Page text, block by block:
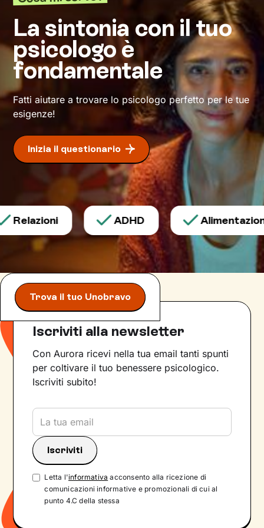
permetteranno di
esprimerti con modalità
nuove.
La sintonia con il tuo
psicologo è
fondamentale
Fatti aiutare a trovare lo psicologo perfetto per le tue
esigenze!
Inizia il questionario
Relazioni ADHD Alimentazione
Trova il tuo Unobravo
Iscriviti alla newsletter
Con Aurora ricevi nella tua email tanti spunti
per coltivare il tuo benessere psicologico.
Iscriviti subito!
Letta l'informativa acconsento alla ricezione di
comunicazioni informative e promozionali di cui al
punto 4.C della stessa